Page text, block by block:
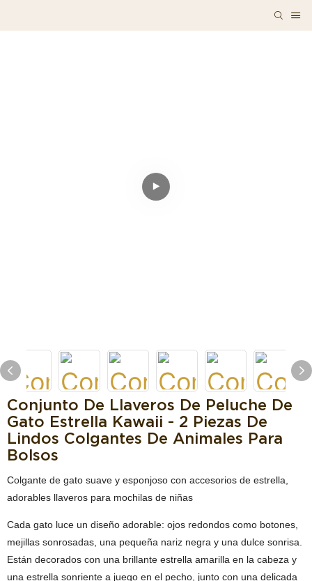
Conjunto De Llaveros De Peluche De
Gato Estrella Kawaii - 2 Piezas De
Lindos Colgantes De Animales Para
Bolsos
Colgante de gato suave y esponjoso con accesorios de estrella,
adorables llaveros para mochilas de niñas
Cada gato luce un diseño adorable: ojos redondos como botones,
mejillas sonrosadas, una pequeña nariz negra y una dulce sonrisa.
Están decorados con una brillante estrella amarilla en la cabeza y
una estrella sonriente a juego en el pecho, junto con una delicada